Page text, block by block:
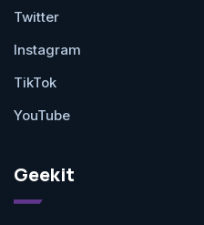
Twitter
Instagram
TikTok
YouTube
Geekit